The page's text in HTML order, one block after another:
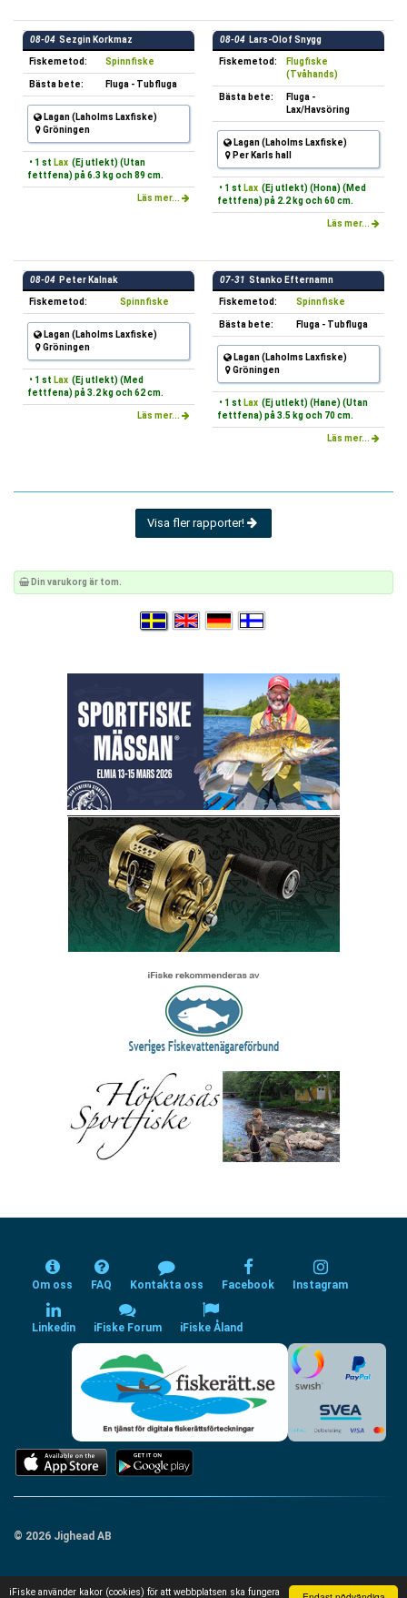
iFiske använder kakor (cookies) för att webbplatsen ska fungera
08-04 Sezgin Korkmaz
Fiskemetod: Spinnfiske
Bästa bete: Fluga - Tubfluga
Lagan (Laholms Laxfiske)
Gröningen
• 1 st Lax (Ej utlekt) (Utan
fettfena) på 6.3 kg och 89 cm.
Läs mer...
08-04 Lars-Olof Snygg
Fiskemetod:
Flugfiske
(Tvåhands)
Bästa bete:
Fluga -
Lax/Havsöring
Lagan (Laholms Laxfiske)
Per Karls hall
• 1 st Lax (Ej utlekt) (Hona) (Med
fettfena) på 2.2 kg och 60 cm.
Läs mer...
08-04 Peter Kalnak
Fiskemetod: Spinnfiske
Lagan (Laholms Laxfiske)
Gröningen
• 1 st Lax (Ej utlekt) (Med
fettfena) på 3.2 kg och 62 cm.
Läs mer...
07-31 Stanko Efternamn
Fiskemetod: Spinnfiske
Bästa bete: Fluga - Tubfluga
Lagan (Laholms Laxfiske)
Gröningen
• 1 st Lax (Ej utlekt) (Hane) (Utan
fettfena) på 3.5 kg och 70 cm.
Läs mer...
Visa fler rapporter!
Din varukorg är tom.
Om oss FAQ Kontakta oss Facebook Instagram
Linkedin iFiske Forum iFiske Åland
© 2026 Jighead AB